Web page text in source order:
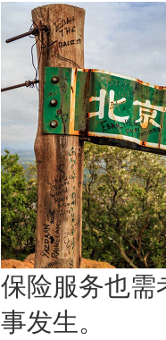
保险服务也需
事发生。